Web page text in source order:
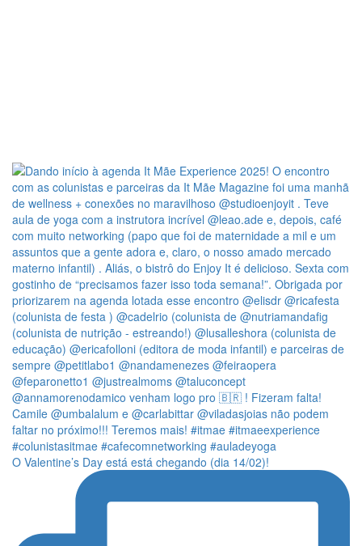
O Valentine’s Day está está chegando (dia 14/02)!